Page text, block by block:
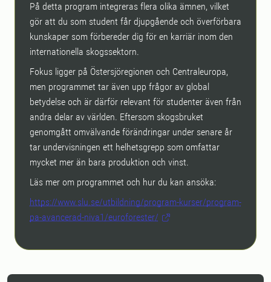
På detta program integreras flera olika ämnen, vilket
gör att du som student får djupgående och överförbara
kunskaper som förbereder dig för en karriär inom den
internationella skogssektorn.
Fokus ligger på Östersjöregionen och Centraleuropa,
men programmet tar även upp frågor av global
betydelse och är därför relevant för studenter även från
andra delar av världen. Eftersom skogsbruket
genomgått omvälvande förändringar under senare år
tar undervisningen ett helhetsgrepp som omfattar
mycket mer än bara produktion och vinst.
Läs mer om programmet och hur du kan ansöka:
https://www.slu.se/utbildning/program-kurser/program-
pa-avancerad-niva1/euroforester/